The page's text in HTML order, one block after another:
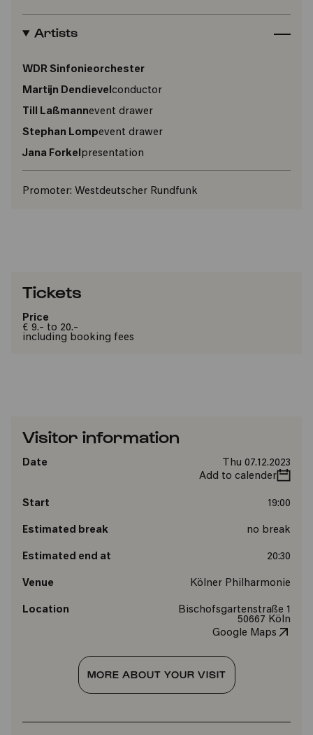
Artists
WDR Sinfonieorchester
Martijn Dendievelconductor
Till Laßmannevent drawer
Stephan Lompevent drawer
Jana Forkelpresentation
Promoter: Westdeutscher Rundfunk
Tickets
Price
€ 9.- to 20.-
including booking fees
Visitor information
Date
Thu 07.12.2023
Add to calender
Start 19:00
Estimated break no break
Estimated end at 20:30
Venue Kölner Philharmonie
Location
Bischofsgartenstraße 1
50667 Köln
Google Maps
MORE ABOUT YOUR VISIT